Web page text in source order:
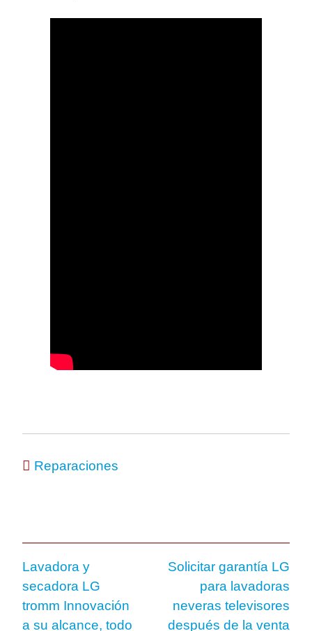
Reparaciones
Lavadora y
secadora LG
tromm Innovación
a su alcance, todo
Solicitar garantía LG
para lavadoras
neveras televisores
después de la venta